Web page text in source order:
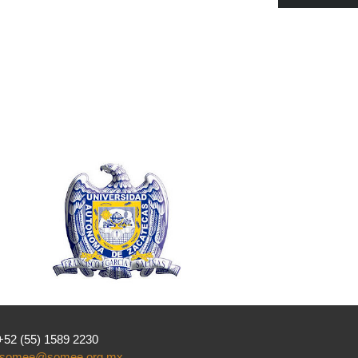
(55) 1589 2230